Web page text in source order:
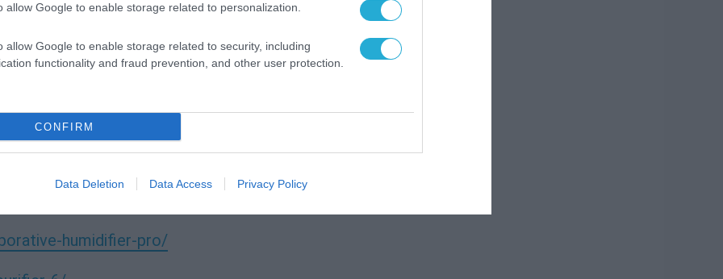
allow Google to enable storage related to personalization.
allow Google to enable storage related to security, including
functionality and fraud prevention, and other user protection.
CONFIRM
Data Deletion Data Access Privacy Policy
smart home της Xiaomi και
τον εύκολο έλεγχο από το κινητό, τη
διαχείριση. Παράλληλα, η συμβατότητά τους με
υποστήριξης φωνητικού ελέγχου, κάνοντας την
μόνο από τη θερμοκρασία. Ξεκινά από τον αέρα
και την άνεση που επιλέγουμε να
humidifier-pro/